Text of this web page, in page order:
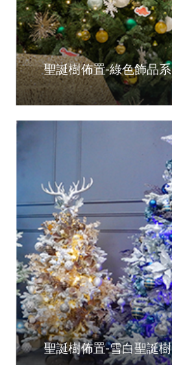
聖誕樹佈置-綠色飾品系
聖誕樹佈置-雪白聖誕樹